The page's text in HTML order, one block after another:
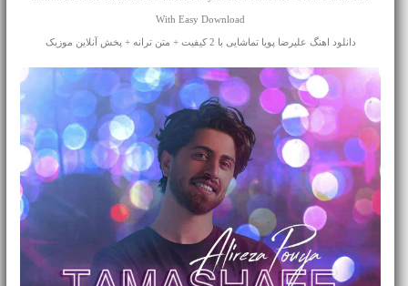
With Easy Download
دانلود اهنگ علیرضا پویا تماشایی با 2 کیفیت + متن ترانه + پخش آنلاین موزیک